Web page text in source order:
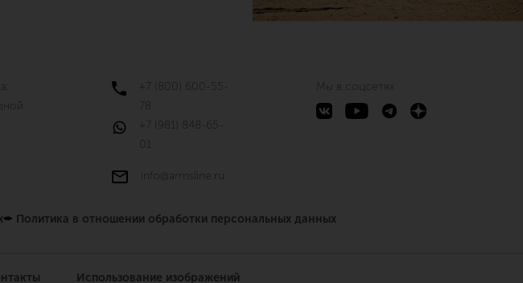
+7 (800) 600-55-
78
+7 (981) 848-65-
01
info@armsline.ru
Мы в соцсетях
✒ Политика в отношении обработки персональных данных
Использование изображений